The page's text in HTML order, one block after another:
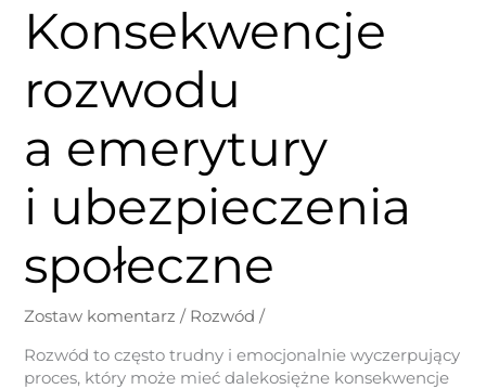
Konsekwencje
rozwodu
a emerytury
i ubezpieczenia
społeczne
Zostaw komentarz / Rozwód /
Rozwód to często trudny i emocjonalnie wyczerpujący
proces, który może mieć dalekosiężne konsekwencje